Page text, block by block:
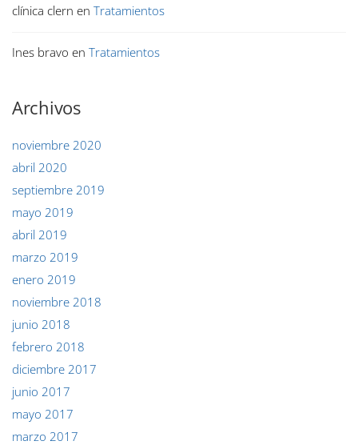
clínica clern en Tratamientos
Ines bravo en Tratamientos
Archivos
noviembre 2020
abril 2020
septiembre 2019
mayo 2019
abril 2019
marzo 2019
enero 2019
noviembre 2018
junio 2018
febrero 2018
diciembre 2017
junio 2017
mayo 2017
marzo 2017